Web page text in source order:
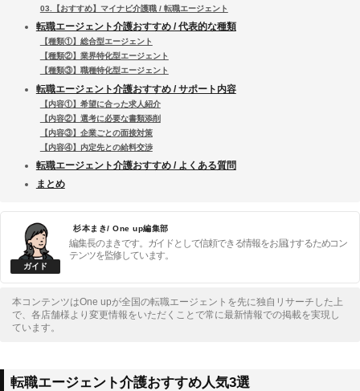
03.【おすすめ】マイナビ介護職 / 転職エージェント
転職エージェント介護おすすめ / 代表的な種類
【種類①】総合型エージェント
【種類②】業界特化型エージェント
【種類③】職種特化型エージェント
転職エージェント介護おすすめ / サポート内容
【内容①】希望に合った求人紹介
【内容②】選考に必要な書類添削
【内容③】企業ごとの面接対策
【内容④】内定先との給料交渉
転職エージェント介護おすすめ / よくある質問
まとめ
杉本まき/ One up編集部
編集長のまきです。ガイドとして信頼できる情報をお届けするためコン
テンツを監修しています。
本コンテンツはOne upが全国の転職エージェントを先に独自リサーチした上
で、各店舗様より変更情報をいただくことで常に最新情報での掲載を実現し
ています。
転職エージェント介護おすすめ人気3選